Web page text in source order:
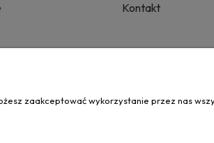
Kontakt
zaakceptować wykorzystanie przez nas